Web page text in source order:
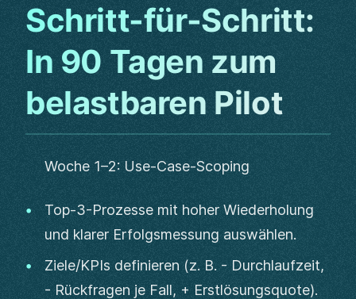
Schritt-für-Schritt:
In 90 Tagen zum
belastbaren Pilot
Woche 1–2: Use-Case-Scoping
Top-3-Prozesse mit hoher Wiederholung
und klarer Erfolgsmessung auswählen.
Ziele/KPIs definieren (z. B. - Durchlaufzeit,
- Rückfragen je Fall, + Erstlösungsquote).